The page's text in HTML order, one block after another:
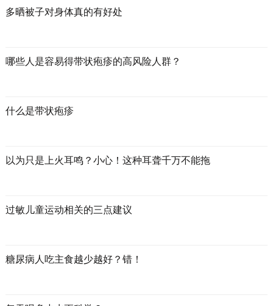
多晒被子对身体真的有好处
哪些人是容易得带状疱疹的高风险人群？
什么是带状疱疹
以为只是上火耳鸣？小心！这种耳聋千万不能拖
过敏儿童运动相关的三点建议
糖尿病人吃主食越少越好？错！